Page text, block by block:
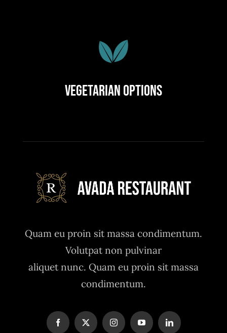
Vegetarian Options
Quam eu proin sit massa condimentum.
Volutpat non pulvinar
aliquet nunc. Quam eu proin sit massa
condimentum.